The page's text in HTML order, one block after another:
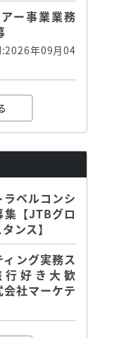
ー事業業務
年09月04
ベルコンシ
集【JTBグロ
ンス】
ング実務ス
好き大歓
社マーケテ